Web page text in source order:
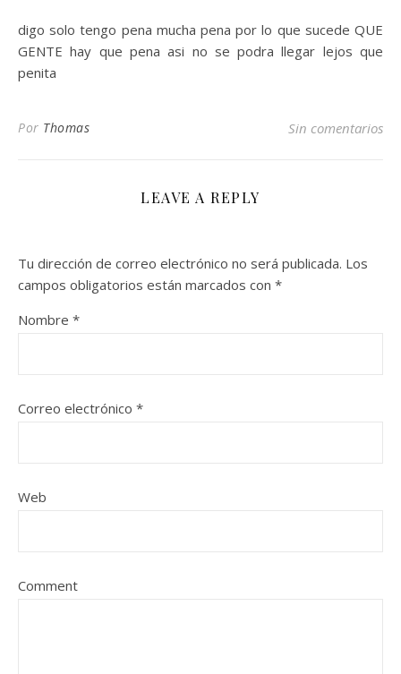
digo solo tengo pena mucha pena por lo que sucede QUE
GENTE hay que pena asi no se podra llegar lejos que
penita
Por Thomas Sin comentarios
LEAVE A REPLY
Tu dirección de correo electrónico no será publicada. Los
campos obligatorios están marcados con *
Nombre *
Correo electrónico *
Web
Comment